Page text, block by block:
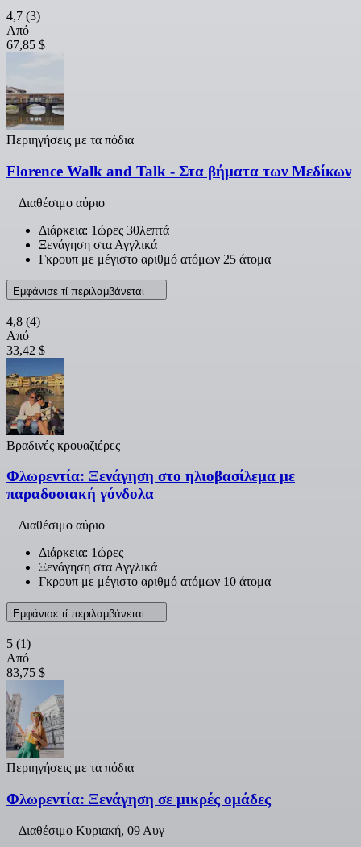
4,7 (3)
Από
67,85 $
Περιηγήσεις με τα πόδια
Florence Walk and Talk - Στα βήματα των Μεδίκων
Διαθέσιμο αύριο
Διάρκεια: 1ώρες 30λεπτά
Ξενάγηση στα Αγγλικά
Γκρουπ με μέγιστο αριθμό ατόμων 25 άτομα
Εμφάνισε τί περιλαμβάνεται
4,8 (4)
Από
33,42 $
Βραδινές κρουαζιέρες
Φλωρεντία: Ξενάγηση στο ηλιοβασίλεμα με
παραδοσιακή γόνδολα
Διαθέσιμο αύριο
Διάρκεια: 1ώρες
Ξενάγηση στα Αγγλικά
Γκρουπ με μέγιστο αριθμό ατόμων 10 άτομα
Εμφάνισε τί περιλαμβάνεται
5 (1)
Από
83,75 $
Περιηγήσεις με τα πόδια
Φλωρεντία: Ξενάγηση σε μικρές ομάδες
Διαθέσιμο Κυριακή, 09 Αυγ